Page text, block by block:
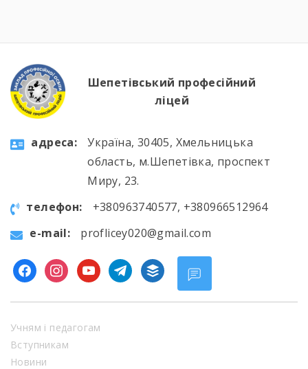
Шепетівський професійний
ліцей
aдресa:
Україна, 30405, Хмельницька
область, м.Шепетівка, проспект
Миру, 23.
телефон:
+380963740577, +380966512964
e-mail:
proflicey020@gmail.com
facebookinstagramyoutubetelegram
buffer
Учням і педагогам
Вступникам
Новини